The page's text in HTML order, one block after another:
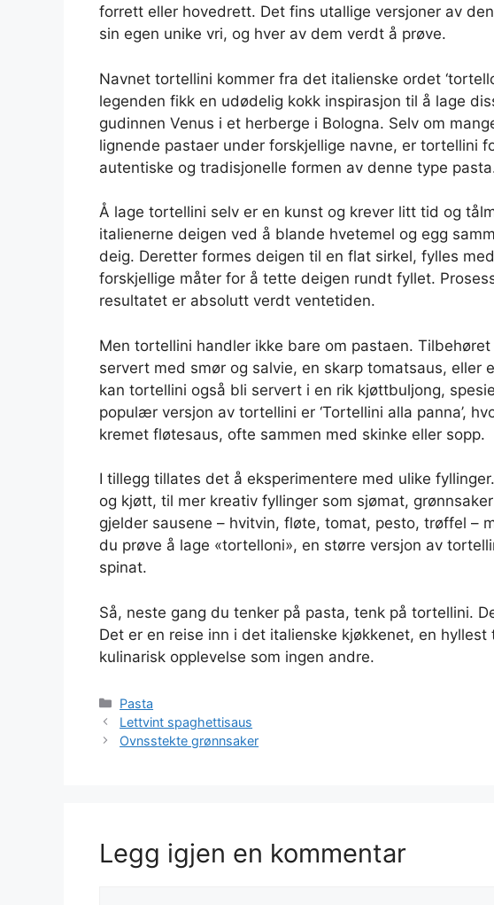
forrett eller hovedrett. Det fins utallige versjoner av
sin egen unike vri, og hver av dem verdt å prøve.
Navnet tortellini kommer fra det italienske ordet
legenden fikk en udødelig kokk inspirasjon til å lage
gudinnen Venus i et herberge i Bologna. Selv om
lignende pastaer under forskjellige navne, er tortellini
autentiske og tradisjonelle formen av denne type
Å lage tortellini selv er en kunst og krever litt tid og
italienerne deigen ved å blande hvetemel og egg
deig. Deretter formes deigen til en flat sirkel, fylles
forskjellige måter for å tette deigen rundt fyllet.
resultatet er absolutt verdt ventetiden.
Men tortellini handler ikke bare om pastaen.
servert med smør og salvie, en skarp tomatsaus, eller
kan tortellini også bli servert i en rik kjøttbuljong,
populær versjon av tortellini er ‘Tortellini alla panna’,
kremet fløtesaus, ofte sammen med skinke eller sopp.
I tillegg tillates det å eksperimentere med ulike
og kjøtt, til mer kreativ fyllinger som sjømat,
gjelder sausene – hvitvin, fløte, tomat, pesto, trøffel –
du prøve å lage «tortelloni», en større versjon av
spinat.
Så, neste gang du tenker på pasta, tenk på tortellini.
Det er en reise inn i det italienske kjøkkenet, en
kulinarisk opplevelse som ingen andre.
Kategorier
Pasta
Lettvint spaghettisaus
Ovnsstekte grønnsaker
Legg igjen en kommentar